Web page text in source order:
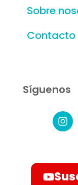
Sobre
Contacto
Síguenos